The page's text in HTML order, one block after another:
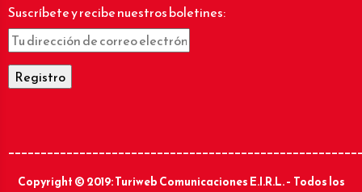
Suscríbete y recibe nuestros boletines:
Copyright © 2019: Turiweb Comunicaciones E.I.R.L. – Todos los